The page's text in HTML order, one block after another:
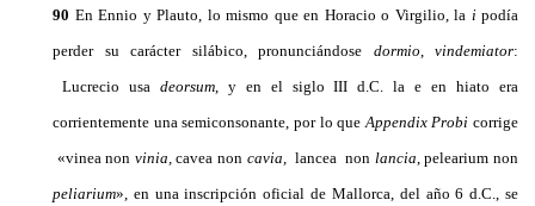
90 En Ennio y Plauto, lo mismo que en Horacio o Virgilio, la i podía
perder su carácter silábico, pronunciándose dormio vindemiator:
Lucrecio usa deorsum, y en el siglo III d.C. la e en hiato era
corrientemente una semiconsonante, por lo que Appendix Probi corrige
«vinea non vinia,cavea non cavia, lancea non lancia , pelearium non
peliarium», en una inscripción oficial de Mallorca, del año 6 d.C., se